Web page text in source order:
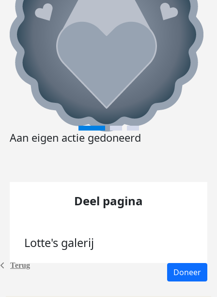
Terug
Aan eigen actie gedoneerd
Deel pagina
Lotte's galerij
Doneer